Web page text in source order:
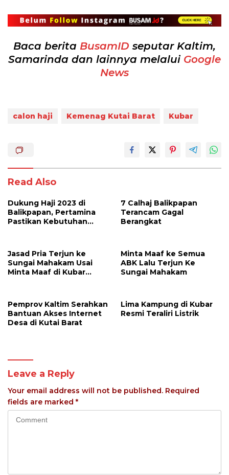
Baca berita BusamID seputar Kaltim,
Samarinda dan lainnya melalui Google
News
calon haji Kemenag Kutai Barat Kubar
Read Also
Dukung Haji 2023 di
Balikpapan, Pertamina
Pastikan Kebutuhan
7 Calhaj Balikpapan
Terancam Gagal
Berangkat
Jasad Pria Terjun ke
Sungai Mahakam Usai
Minta Maaf di Kubar
Minta Maaf ke Semua
ABK Lalu Terjun Ke
Sungai Mahakam
Pemprov Kaltim Serahkan
Bantuan Akses Internet
Desa di Kutai Barat
Lima Kampung di Kubar
Resmi Teraliri Listrik
Leave a Reply
Your email address will not be published. Required
fields are marked *